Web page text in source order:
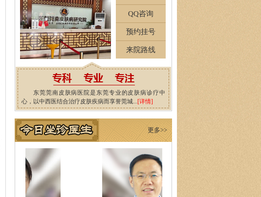
QQ咨询
预约挂号
来院路线
东莞莞南皮肤病医院是东莞专业的皮肤病诊疗中
心，以中西医结合治疗皮肤疾病而享誉莞城...[详情]
更多>>